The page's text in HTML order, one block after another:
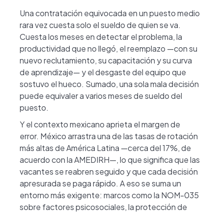
Una contratación equivocada en un puesto medio
rara vez cuesta solo el sueldo de quien se va.
Cuesta los meses en detectar el problema, la
productividad que no llegó, el reemplazo —con su
nuevo reclutamiento, su capacitación y su curva
de aprendizaje— y el desgaste del equipo que
sostuvo el hueco. Sumado, una sola mala decisión
puede equivaler a varios meses de sueldo del
puesto.
Y el contexto mexicano aprieta el margen de
error. México arrastra una de las tasas de rotación
más altas de América Latina —cerca del 17%, de
acuerdo con la AMEDIRH—, lo que significa que las
vacantes se reabren seguido y que cada decisión
apresurada se paga rápido. A eso se suma un
entorno más exigente: marcos como la NOM-035
sobre factores psicosociales, la protección de